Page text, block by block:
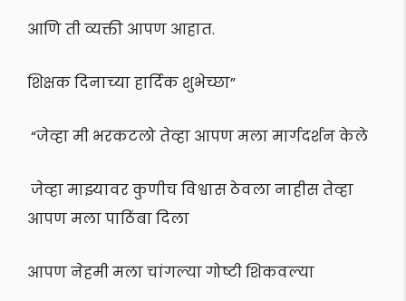
आणि ती व्यक्ती आपण आहात.
शिक्षक दिनाच्या हार्दिक शुभेच्छा”
“जेव्हा मी भरकटलो तेव्हा आपण मला मार्गदर्शन केले
जेव्हा माझ्यावर कुणीच विश्वास ठेवला नाहीस तेव्हा
आपण मला पाठिंबा दिला
आपण नेहमी मला चांगल्या गोष्टी शिकवल्या